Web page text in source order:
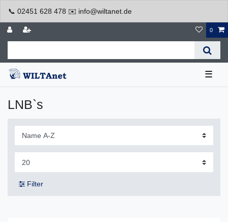
📞 02451 628 478 ✉️ info@wiltanet.de
0
☰
LNB`s
Filter